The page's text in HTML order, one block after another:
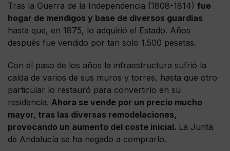
Tras la Guerra de la Independencia (1808-1814) fue
hogar de mendigos y base de diversos guardias
hasta que, en 1875, lo adquirió el Estado. Años
después fue vendido por tan solo 1.500 pesetas.
Con el paso de los años la infraestructura sufrió la
caída de varios de sus muros y torres, hasta que otro
particular lo restauró para convertirlo en su
residencia. Ahora se vende por un precio mucho
mayor, tras las diversas remodelaciones,
provocando un aumento del coste inicial. La Junta
de Andalucía se ha negado a comprarlo.